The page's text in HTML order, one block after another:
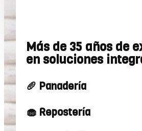
Más de 35 años de
en soluciones
🥖 Panadería
🧁 Repostería